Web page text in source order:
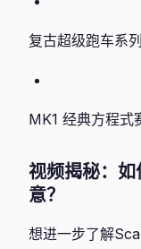
复古超级跑车系列
MK1 经典方程式
视频揭秘：
意？
想进一步了解